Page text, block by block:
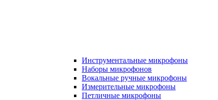
Инструментальные микрофоны
Наборы микрофонов
Вокальные ручные микрофоны
Измерительные микрофоны
Петличные микрофоны